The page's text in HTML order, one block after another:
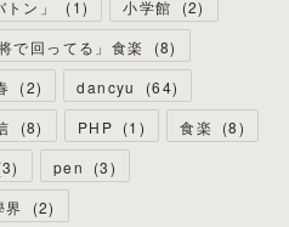
ン」
(1) 小学館 (2)
で回ってる」食楽 (8)
(2) dancyu (64)
(8) PHP (1 ) 食楽 (8)
3) pen (3)
界 (2)